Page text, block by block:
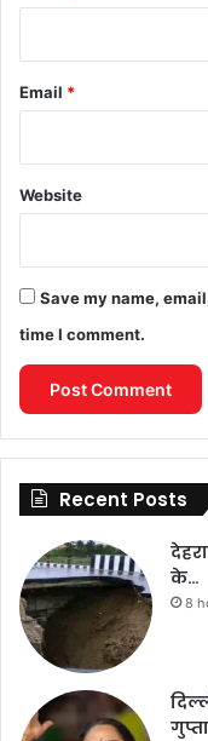
Email *
Website
Save my name,
time I comment.
Recent Posts
के…
8